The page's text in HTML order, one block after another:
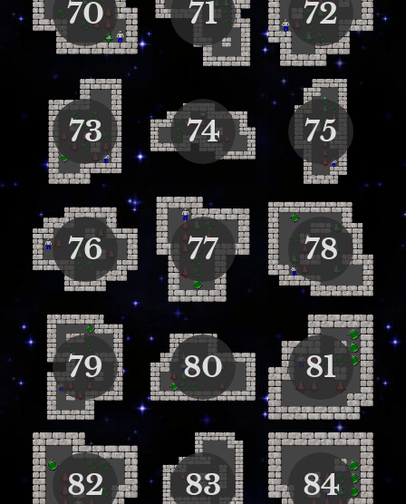
70 71 72
73 74 75
76 77 78
79 80 81
82 83 84